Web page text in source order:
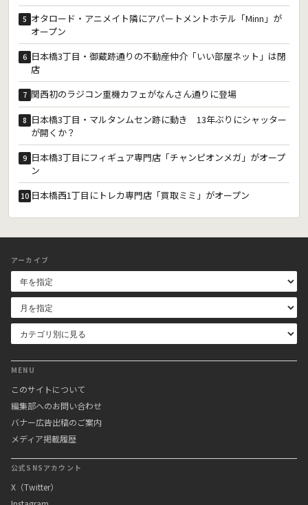
5 オタロード・アニメイト隣にアパートメントホテル「Minn」が
オープン
6 日本橋3丁目・御蔵跡通りの不動産仲介「いい部屋ネット」は閉
店
7 関西初のラジコン重機カフェがなんさん通りに登場
8 日本橋3丁目・マルタンムセン跡に動き 13年ぶりにシャッター
が開くか？
9 日本橋3丁目にフィギュア専門店「チャンピオンメガ」がオープ
ン
10 日本橋西1丁目にトレカ専門店「買取ミミ」がオープン
アーカイブ
MENU
このサイトについて
編集部へのお問い合わせ
バナー広告出稿のご案内
メディア掲載履歴
公式SNSアカウント
X（Twitter）